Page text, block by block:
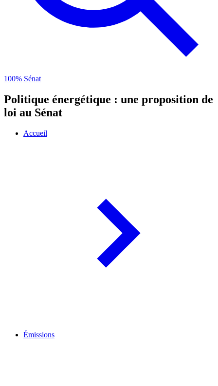
100% Sénat
Politique énergétique : une proposition de
loi au Sénat
Accueil
Émissions